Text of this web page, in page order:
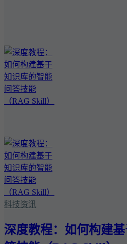
科技资讯
深度教程：如何构建